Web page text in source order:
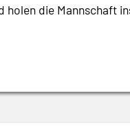
die Mannschaft